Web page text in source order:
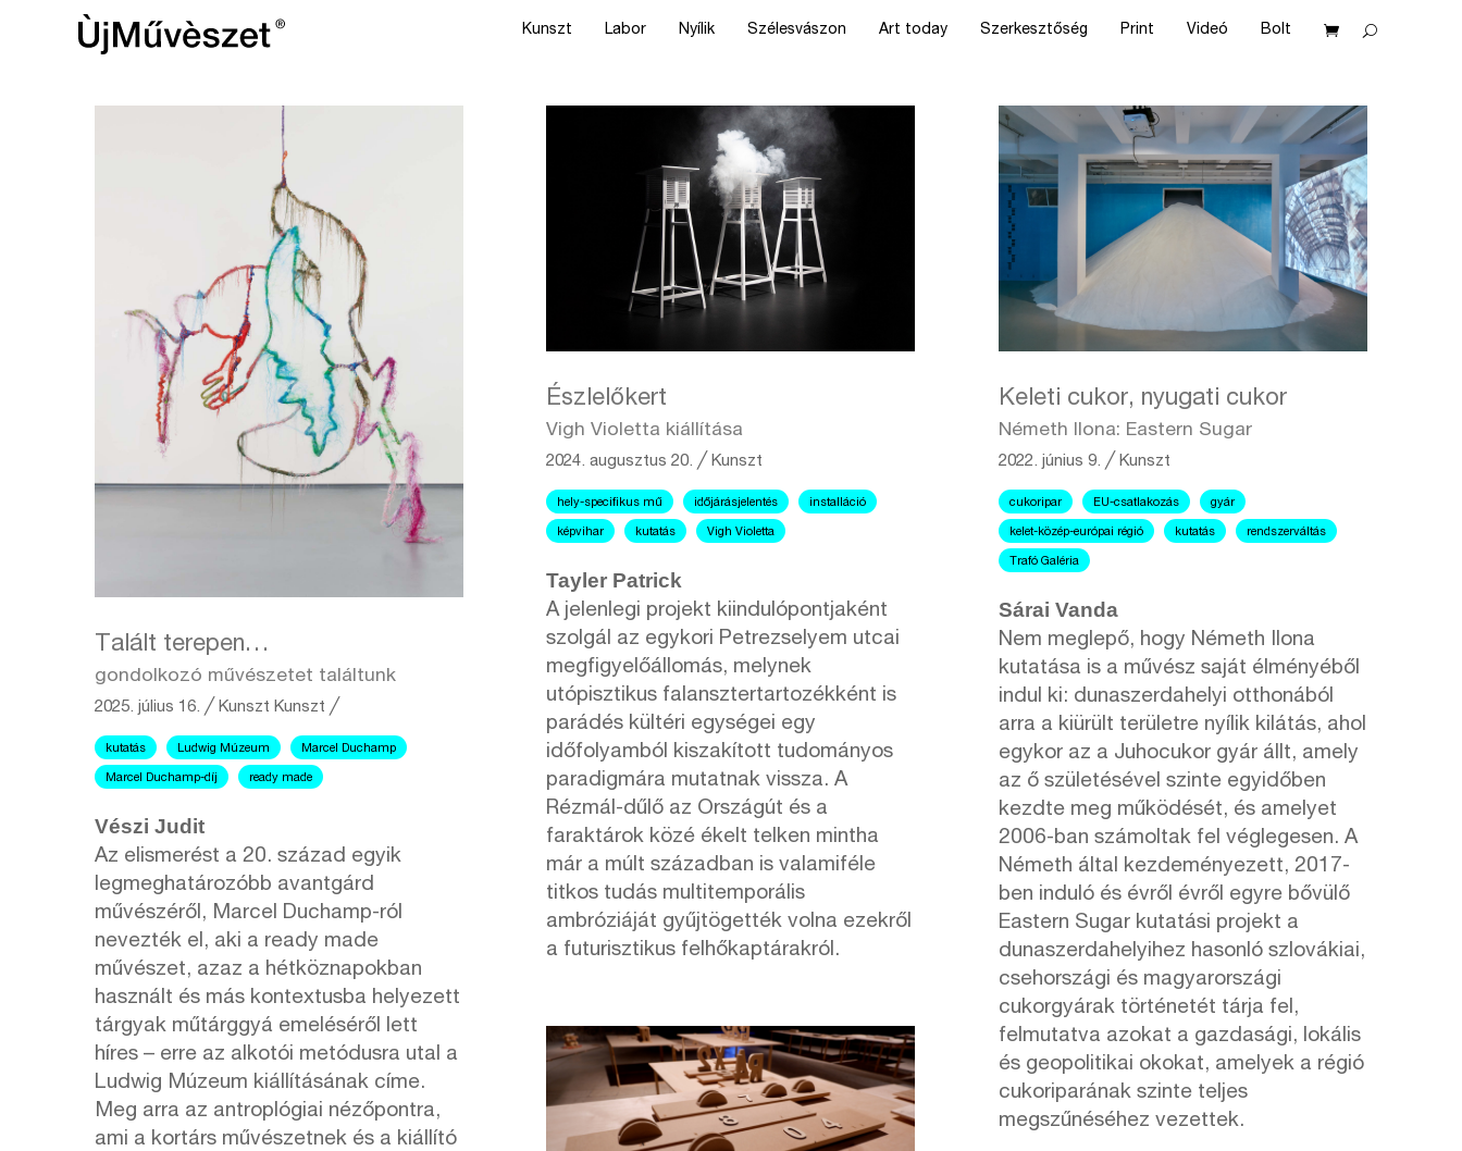
Kunszt Labor Nyílik Szélesvászon Art today Szerkesztőség Print Videó Bolt
Talált terepen…
gondolkozó művészetet találtunk
2025. július 16. ╱ Kunszt Kunszt ╱
kutatás Ludwig Múzeum Marcel Duchamp
Marcel Duchamp-díj ready made
Vészi Judit
Az elismerést a 20. század egyik
legmeghatározóbb avantgárd
művészéről, Marcel Duchamp-ról
nevezték el, aki a ready made
művészet, azaz a hétköznapokban
használt és más kontextusba helyezett
tárgyak műtárggyá emeléséről lett
híres – erre az alkotói metódusra utal a
Ludwig Múzeum kiállításának címe.
Meg arra az antroplógiai nézőpontra,
ami a kortárs művészetnek és a kiállító
Észlelőkert
Vigh Violetta kiállítása
2024. augusztus 20. ╱ Kunszt
hely-specifikus mű időjárásjelentés installáció
képvihar kutatás Vigh Violetta
Tayler Patrick
A jelenlegi projekt kiindulópontjaként
szolgál az egykori Petrezselyem utcai
megfigyelőállomás, melynek
utópisztikus falansztertartozékként is
parádés kültéri egységei egy
időfolyamból kiszakított tudományos
paradigmára mutatnak vissza. A
Rézmál-dűlő az Országút és a
faraktárok közé ékelt telken mintha
már a múlt században is valamiféle
titkos tudás multitemporális
ambróziáját gyűjtögették volna ezekről
a futurisztikus felhőkaptárakról.
Keleti cukor, nyugati cukor
Németh Ilona: Eastern Sugar
2022. június 9. ╱ Kunszt
cukoripar EU-csatlakozás gyár
kelet-közép-európai régió kutatás rendszerváltás
Trafó Galéria
Sárai Vanda
Nem meglepő, hogy Németh Ilona
kutatása is a művész saját élményéből
indul ki: dunaszerdahelyi otthonából
arra a kiürült területre nyílik kilátás, ahol
egykor az a Juhocukor gyár állt, amely
az ő születésével szinte egyidőben
kezdte meg működését, és amelyet
2006-ban számoltak fel véglegesen. A
Németh által kezdeményezett, 2017-
ben induló és évről évről egyre bővülő
Eastern Sugar kutatási projekt a
dunaszerdahelyihez hasonló szlovákiai,
csehországi és magyarországi
cukorgyárak történetét tárja fel,
felmutatva azokat a gazdasági, lokális
és geopolitikai okokat, amelyek a régió
cukoriparának szinte teljes
megszűnéséhez vezettek.